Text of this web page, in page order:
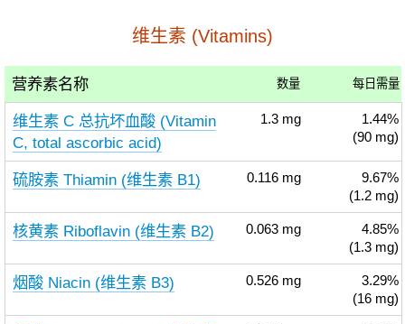
维生素 (Vitamins)
营养素名称 数量 每日需量
维生素 C 总抗坏血酸 (Vitamin
C, total ascorbic acid)
1.3 mg
1.44%
(90 mg)
硫胺素 Thiamin (维生素 B1) 0.116 mg
9.67%
(1.2 mg)
核黄素 Riboflavin (维生素 B2) 0.063 mg
4.85%
(1.3 mg)
烟酸 Niacin (维生素 B3) 0.526 mg
3.29%
(16 mg)